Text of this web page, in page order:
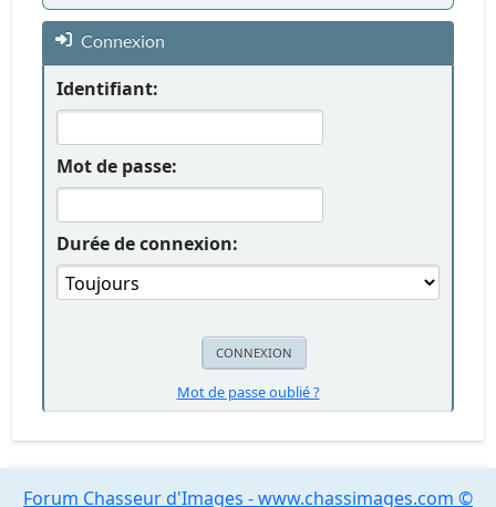
Connexion
Identifiant:
Mot de passe:
Durée de connexion:
Mot de passe oublié ?
Forum Chasseur d'Images - www.chassimages.com ©